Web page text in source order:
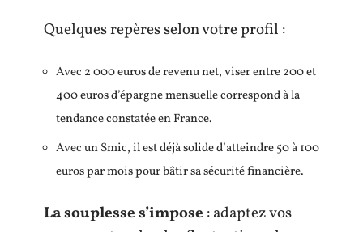
Quelques repères selon votre profil :
Avec 2 000 euros de revenu net, viser entre 200 et
400 euros d’épargne mensuelle correspond à la
tendance constatée en France.
Avec un Smic, il est déjà solide d’atteindre 50 à 100
euros par mois pour bâtir sa sécurité financière.
La souplesse s’impose : adaptez vos